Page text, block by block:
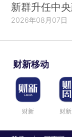
新群升任中
2026年08月07日
财新移动
财新 财